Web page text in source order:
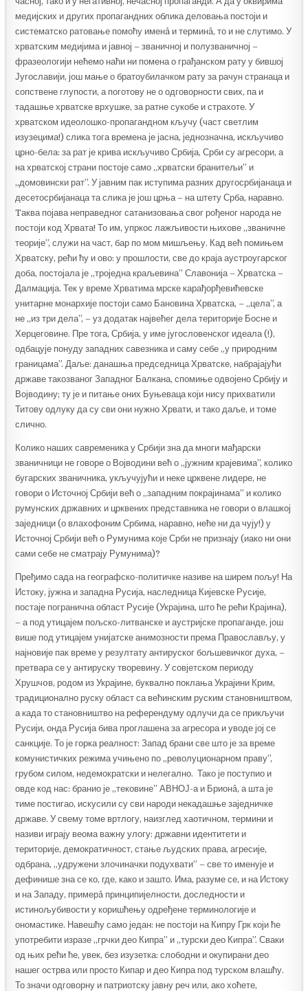
медијских и других пропагандних облика деловања постоји и
систематско ратовање помоћу именâ и терминâ, то и не слутимо. У
хрватским медијима и јавној – званичној и полузваничној –
фразеологији нећемо наћи ни помена о грађанском рату у бившој
Југославији, још мање о братоубилачком рату за рачун странаца и
сопствене глупости, а поготову не о одговорности свих, па и
тадашње хрватске врхушке, за ратне сукобе и страхоте. У
хрватском идеолошко-пропагандном кључу (част светлим
изузецима!) слика тога времена је јасна, једнозначна, искључиво
црно-бела: за рат је крива искључиво Србија, Срби су агресори, а
на хрватској страни постоје само „хрватски бранитељи” и
„домовински рат”. У јавним пак иступима разних другосрбијанаца и
десетосрбијанаца та слика је још црња – на штету Срба, наравно.
Tаква појава неправедног сатанизовања свог рођеног народа не
постоји код Хрвата! То им, упркос лажљивости њихове „званичне
теорије”, служи на част, бар по мом мишљењу. Кад већ помињем
Хрватску, рећи ћу и ово: у прошлости, све до краја аустроугарског
доба, постојала је „троједна краљевина” Славонија – Хрватска –
Далмација. Тек у време Хрватима мрске карађорђевићевске
унитарне монархије постоји само Бановина Хрватска, – „цела”, а
не „из три дела”, – уз додатак највећег дела територије Босне и
Херцеговине. Пре тога, Србија, у име југословенског идеала (!),
одбацује понуду западних савезника и саму себе „у природним
границама”. Даље: данашња председница Хрватске, набрајајући
државе такозваног Западног Балкана, спомиње одвојено Србију и
Војводину; ту је и питање оних Буњеваца који нису прихватили
Титову одлуку да су сви они нужно Хрвати, и тако даље, и томе
слично.
Колико наших савременика у Србији зна да многи мађарски
званичници не говоре о Војводини већ о „јужним крајевима”, колико
бугарских званичника, укључујући и неке црквене лидере, не
говори о Источној Србији већ о „западним покрајинама” и колико
румунских државних и црквених представника не говори о влашкој
заједници (о влахофоним Србима, наравно, неће ни да чују!) у
Источној Србији већ о Румунима које Срби не признају (иако ни они
сами себе не сматрају Румунима)?
Пређимо сада на географско-политичке називе на ширем пољу! На
Истоку, јужна и западна Русија, наследница Кијевске Русије,
постаје погранична област Русије (Украјина, што ће рећи Крајина),
– а под утицајем пољско-литванске и аустријске пропаганде, још
више под утицајем унијатске анимозности према Православљу, у
најновије пак време у резултату антируског бољшевичког духа, –
претвара се у антируску творевину. У совјетском периоду
Хрушчoв, родом из Украјине, буквално поклања Украјини Крим,
традиционално руску област са већинским руским становништвом,
а када то становништво на референдуму одлучи да се прикључи
Русији, онда Русија бива проглашена за агресора и уводе јој се
санкције. То је горка реалност: Запад брани све што је за време
комунистичких режима учињено по „револуционарном праву”,
грубом силом, недемократски и нелегално. Тако је поступио и
овде код нас: бранио је „тековине” АВНОЈ-а и Брионâ, а шта је
тиме постигао, искусили су сви народи некадашње заједничке
државе. У свему томе вртлогу, наизглед хаотичном, термини и
називи играју веома важну улогу: државни идентитети и
територије, демократичност, стање људских права, агресије,
одбрана, „удружени злочиначки подухвати” – све то именује и
дефинише зна се ко, где, како и зашто. Има, разуме се, и на Истоку
и на Западу, примерâ принципијелности, доследности и
истинољубивости у коришћењу одређене терминологије и
ономастике. Навешћу само један: не постоји на Кипру Грк који ће
употребити изразе „грчки део Кипра” и „турски део Кипра”. Сваки
од њих рећи ће, увек, без изузетка: слободни и окупирани део
нашег острва или просто Кипар и део Кипра под турском влашћу.
То значи одговорну и патриотску јавну реч или, ако хоћете,